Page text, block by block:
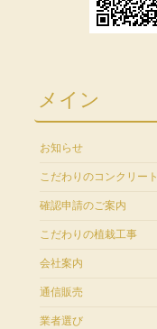
メイン
お知らせ
こだわりのコンクリート
確認申請のご案内
こだわりの植栽工事
会社案内
通信販売
業者選び